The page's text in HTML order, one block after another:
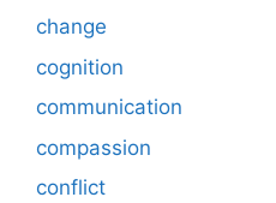
change
cognition
communication
compassion
conflict